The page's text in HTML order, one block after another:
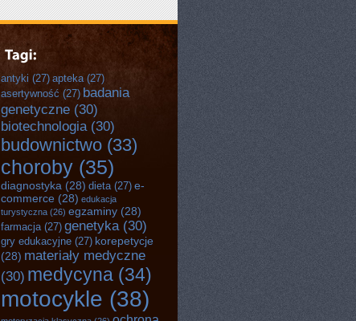
antyki (27) apteka(27)
asertywność (27) badania
genetyczne (30)
biotechnologia(30)
budownictwo (33)
choroby (35)
diagnostyka (28) dieta(27) e-
commerce (28) edukacja
turystyczna (26) egzaminy (28)
farmacja(27) genetyka(30)
gry edukacyjne (27) korepetycje
(28) materiały medyczne
(30) medycyna (34)
motocykle (38)